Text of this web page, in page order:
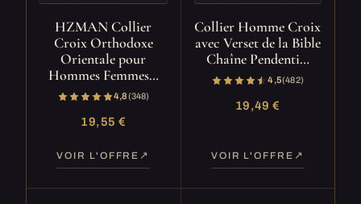
HZMAN Collier
Croix Orthodoxe
Orientale pour
Hommes Femmes…
4,8(348)
19,55 €
VOIR L'OFFRE
Collier Homme Croix
avec Verset de la Bible
Chaîne Pendenti…
4,5(482)
19,49 €
VOIR L'OFFRE